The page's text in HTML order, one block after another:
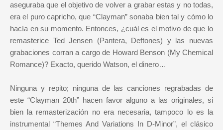
aseguraba que el objetivo de volver a grabar estas y no todas,
era el puro capricho, que “Clayman” sonaba bien tal y cómo lo
hacía en su momento. Entonces, ¿cuál es el motivo de que lo
remasterice Ted Jensen (Pantera, Deftones) y las nuevas
grabaciones corran a cargo de Howard Benson (My Chemical
Romance)? Exacto, querido Watson, el dinero…
Ninguna y repito; ninguna de las canciones regrabadas de
este “Clayman 20th” hacen favor alguno a las originales, si
bien la remasterización no era necesaria, tampoco lo es la
instrumental “Themes And Variations In D-Minor”, el clásico